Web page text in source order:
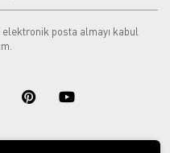
elektronik posta almayı kabul